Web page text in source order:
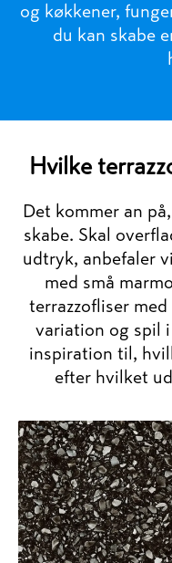
og køkkener,
du kan skabe
Hvilke
Det kommer an
skabe. Skal
udtryk, anbefaler
med små
terrazzofliser
variation og spil
inspiration til,
efter hvilket